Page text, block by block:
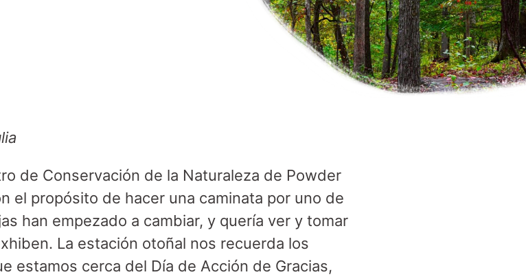
de Conservación de la Naturaleza de Powder
el propósito de hacer una caminata por uno de
han empezado a cambiar, y quería ver y tomar
La estación otoñal nos recuerda los
estamos cerca del Día de Acción de Gracias,